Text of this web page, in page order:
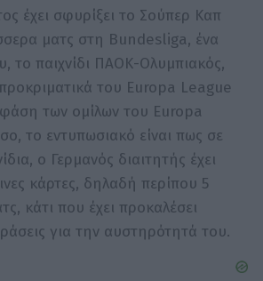
έχει σφυρίξει το Σούπερ Καπ
ματς στη Bundesliga, ένα
το παιχνίδι ΠΑΟΚ-Ολυμπιακός,
του Europa League
των ομίλων του Europa
το εντυπωσιακό είναι πως σε
ο Γερμανός διαιτητής έχει
κάρτες, δηλαδή περίπου 5
κάτι που έχει προκαλέσει
για την αυστηρότητά του.